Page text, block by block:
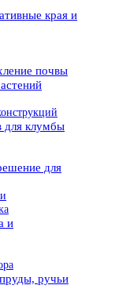
края и
почвы
для клумбы
для
и
ручьи